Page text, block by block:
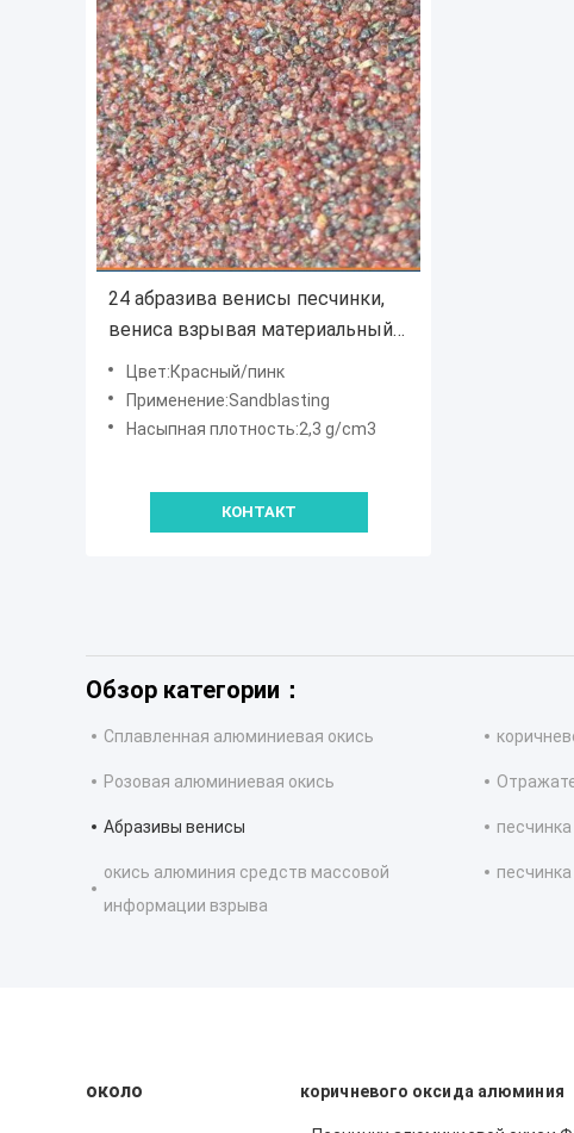
24 абразива венисы песчинки,
вениса взрывая материальный
слон пакет сумки
Цвет:Красный/пинк
Применение:Sandblasting
Насыпная плотность:2,3 g/cm3
КОНТАКТ
Обзор категории：
Сплавленная алюминиевая окись
Розовая алюминиевая окись
Абразивы венисы
окись алюминия средств массовой
информации взрыва
около коричневого оксида алюминия